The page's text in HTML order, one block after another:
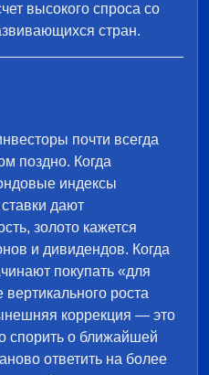
высокого спроса со
стран.
почти всегда
поздно. Когда
индексы
дают
золото кажется
и дивидендов. Когда
покупать «для
роста
коррекция — это
спорить о ближайшей
ответить на более